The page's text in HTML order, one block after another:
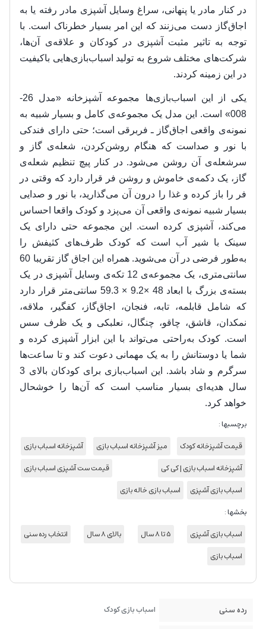
در کنار مادر یا پنهانی، سراغ وسایل آشپزی مادر رفته یا به
اجاق‌گاز دست می‌زنند که این امر بسیار خطرناک است. با
توجه به تاثیر مثبت آشپزی در کودکان و علاقه‌ی آن‌ها،
شرکت‌های مختلف شروع به تولید اسباب‌بازی‌هایی باکیفیت
در این زمینه کردند.
یکی از این اسباب‌بازی‌ها مجموعه آشپزخانه «مدل 26-
008» است. این مدل یک مجموعه‌ی کامل و بسیار شبیه به
نمونه‌ی واقعی اجاق‌گاز ـ فربرقی است؛ حتی دارای فندکی
با نور و صداست که هنگام روشن‌کردن، شعله‌ی گاز و
سرشعله‌ی آن روشن می‌شود. در کنار پیچ تنظیم شعله‌ی
گاز، یک دکمه‌ی خاموش و روشن فر قرار دارد که وقتی در
فر را باز کرده و غذا را درون آن می‌گذارید، با نور و صدایی
بسیار شبیه نمونه‌ی واقعی آن می‌پزد و کودک واقعا احساس
می‌کند، آشپزی کرده است. این مجموعه حتی دارای یک
سینک با شیر آب است که کودک ظرف‌های کثیفش را
به‌طور فرضی در آن می‌شوید. همراه این اجاق گاز تقریبا 60
سانتی‌متری، یک مجموعه‌ی 12 تکه‌‌ی وسایل آشپزی در یک
بسته‌ی بزرگ با ابعاد 48 ×9.2 × 59.3 سانتی‌متر قرار دارد
که شامل قابلمه، تابه، فنجان، اجاق‌گاز، کفگیر، ملاقه،
نمکدان، قاشق، چاقو، چنگال، نعلبکی و یک ظرف سس
است. کودک به‌راحتی می‌تواند با این ابزار آشپزی کرده و
شما یا دوستانش را به یک مهمانی دعوت کند و تا ساعت‌ها
سرگرم و شاد باشد. این اسباب‌بازی برای کودکان بالای 3
سال هدیه‌ای بسیار مناسب است که آن‌ها را خوشحال
خواهد کرد.
برچسبها :
قیمت آشپزخانه کودک
میز آشپزخانه اسباب بازی
آشپزخانه اسباب بازی
آشپزخانه اسباب بازی | کی کی
قیمت ست آشپزی اسباب بازی
اسباب بازی آشپزی
اسباب بازی خاله بازی
بخشها :
اسباب بازی آشپزی
5 تا 8 سال بالای 8 سال
انتخاب رده سنی
اسباب بازی
رده سنی اسباب بازی کودک